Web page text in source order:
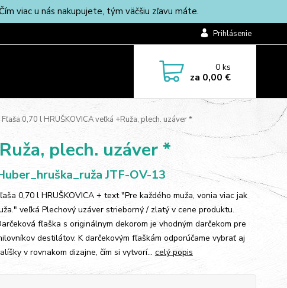
viac u nás nakupujete, tým väčšiu zľavu máte.
Prihlásenie
0ks
za 0,00 €
Fľaša 0,70 l HRUŠKOVICA veľká +Ruža, plech. uzáver *
plech. uzáver *
JTF-OV-13
0,70 l HRUŠKOVICA + text "Pre každého muža, vonia viac jak
veľká Plechový uzáver strieborný / zlatý v cene produktu.
fľaška s originálnym dekorom je vhodným darčekom pre
destilátov. K darčekovým fľaškám odporúčame vybrať aj
v rovnakom dizajne, čím si vytvorí... celý popis